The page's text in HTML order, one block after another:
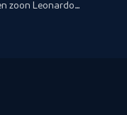
zoon Leonardo